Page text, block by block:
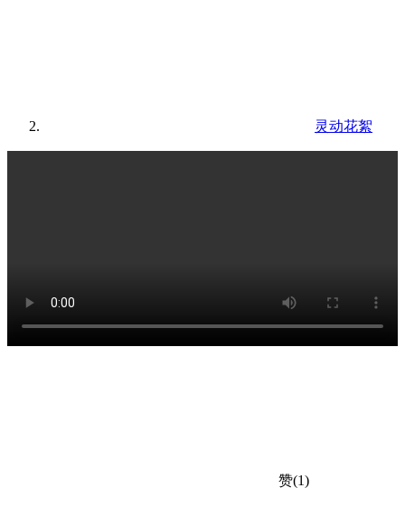
灵动花絮
赞(1)